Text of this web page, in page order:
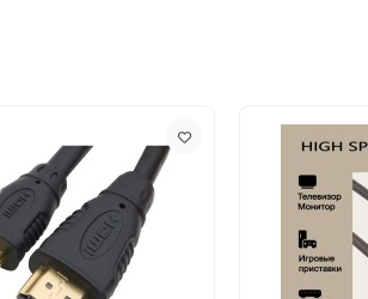
на HDMI Switcher, с использованием ПДУ